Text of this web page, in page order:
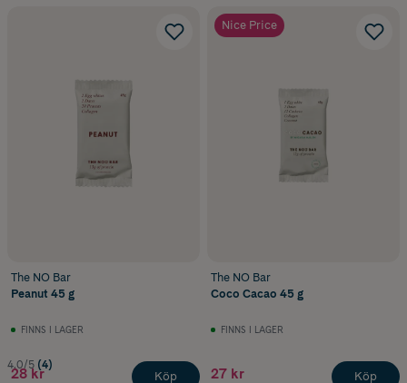
The NO Bar
Peanut 45 g
FINNS I LAGER
4.0/5 (4)
28 kr Köp
Nice Price
The NO Bar
Coco Cacao 45 g
FINNS I LAGER
27 kr Köp